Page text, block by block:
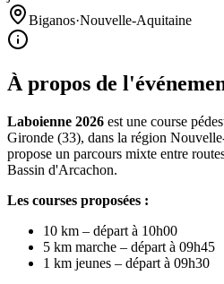
Biganos·Nouvelle-Aquitaine
À propos de
Laboienne 2026 est une course
Gironde (33), dans la région
propose un parcours mixte entre
Bassin d'Arcachon.
Les courses proposées :
10 km – départ à 10h00
5 km marche – départ à 09h45
1 km jeunes – départ à 09h30